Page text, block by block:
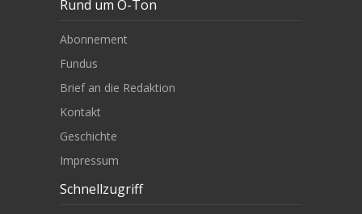
Rund um O-Ton
Abonnement
Fundus
Brief an die Redaktion
Kontakt
Geschichte
Impressum
Schnellzugriff